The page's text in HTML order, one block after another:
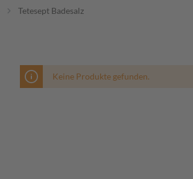
Tetesept Badesalz
Keine Produkte gefunden.